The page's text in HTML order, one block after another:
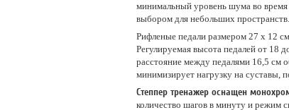
минимальный уровень шума во время
выбором для небольших пространств.
Рифленые педали размером 27 x 12
Регулируемая высота педалей от 18
расстояние между педалями 16,5 см
минимизирует нагрузку на суставы,
Степпер тренажер оснащен
количество шагов в минуту и режим